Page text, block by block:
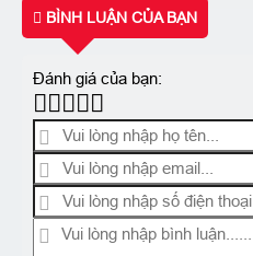
BÌNH LUẬN CỦA BẠN
Đánh giá của bạn: